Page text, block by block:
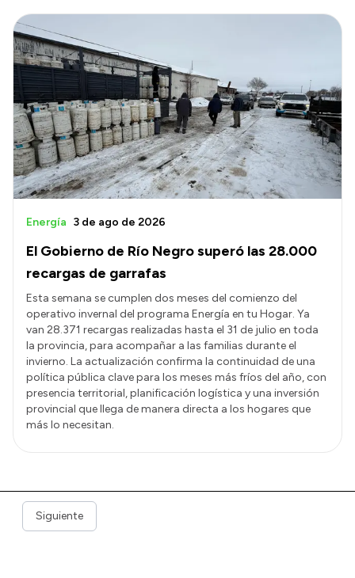
El Gobierno de Río Negro superó las 28.000
recargas de garrafas
Energía 3 de ago de 2026
Esta semana se cumplen dos meses del comienzo del
operativo invernal del programa Energía en tu Hogar. Ya
van 28.371 recargas realizadas hasta el 31 de julio en toda
la provincia, para acompañar a las familias durante el
invierno. La actualización confirma la continuidad de una
política pública clave para los meses más fríos del año, con
presencia territorial, planificación logística y una inversión
provincial que llega de manera directa a los hogares que
más lo necesitan.
Siguiente